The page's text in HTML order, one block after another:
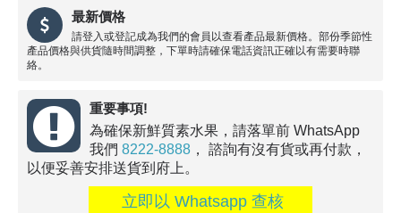
最新價格
請登入或登記成為我們的會員以查看產品最新價格。部份季節性
產品價格與供貨隨時間調整，下單時請確保電話資訊正確以有需要時聯
絡。
重要事項!
為確保新鮮質素水果，請落單前 WhatsApp
我們 8222-8888 ， 諮詢有沒有貨或再付款，
以便妥善安排送貨到府上。
立即以 Whatsapp 查核